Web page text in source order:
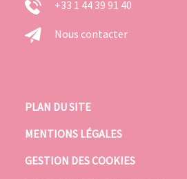
+33 1 44 39 91 40
Nous contacter
PLAN DU SITE
MENTIONS LÉGALES
GESTION DES COOKIES